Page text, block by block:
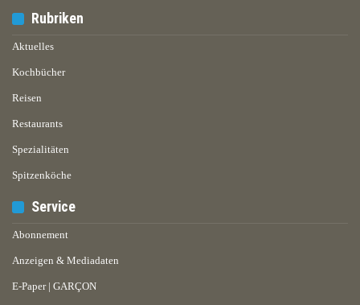
Rubriken
Aktuelles
Kochbücher
Reisen
Restaurants
Spezialitäten
Spitzenköche
Service
Abonnement
Anzeigen & Mediadaten
E-Paper | GARÇON